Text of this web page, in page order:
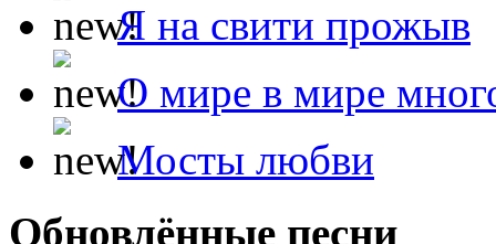
Я на свити прожыв
О мире в мире
Мосты любви
Обновлённые песни